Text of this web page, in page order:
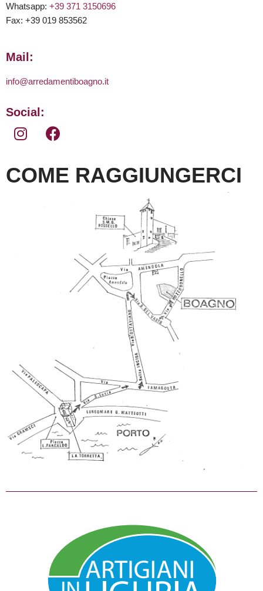
Whatsapp: +39 371 3150696
Fax: +39 019 853562
Mail:
info@arredamentiboagno.it
Social:
COME RAGGIUNGERCI